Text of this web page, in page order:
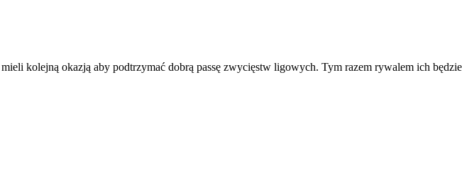
kolejną okazją aby podtrzymać dobrą passę zwycięstw ligowych. Tym razem rywalem ich będzie